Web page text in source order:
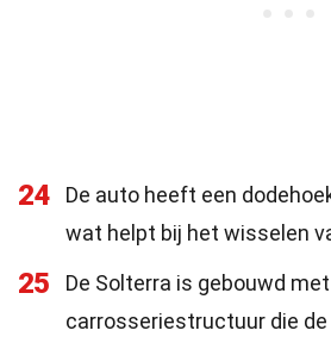
24
De auto heeft een
wat helpt bij het wisselen
25
De Solterra is gebouwd
carrosseriestructuur die